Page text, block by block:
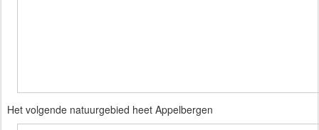
Het volgende natuurgebied heet Appelbergen